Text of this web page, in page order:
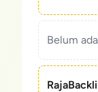
Belum